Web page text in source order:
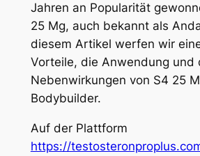
Jahren an Popularität
25 Mg, auch bekannt als
diesem Artikel werfen wir
Vorteile, die Anwendung und
Nebenwirkungen von S4 25
Bodybuilder.
Auf der Plattform
https://